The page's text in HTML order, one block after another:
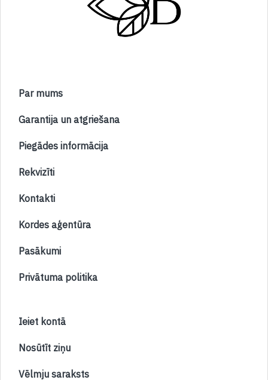
Par mums
Garantija un atgriešana
Piegādes informācija
Rekvizīti
Kontakti
Kordes aģentūra
Pasākumi
Privātuma politika
Ieiet kontā
Nosūtīt ziņu
Vēlmju saraksts